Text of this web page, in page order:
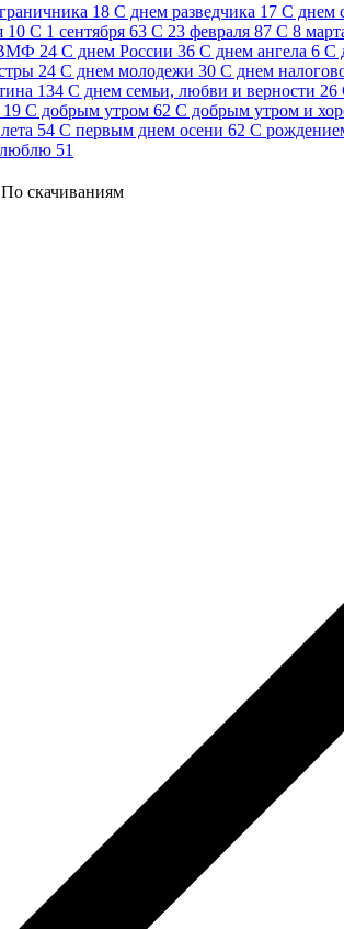
18 C днем разведчика 17 C днем
10 С 1 сентября 63 С 23 февраля 87 С 8
24 С днем России 36 С днем ангела 6 С
24 С днем молодежи 30 С днем
134 С днем семьи, любви и верности 26
19 С добрым утром 62 С добрым утром и
54 С первым днем осени 62 С
люблю 51
По скачиваниям